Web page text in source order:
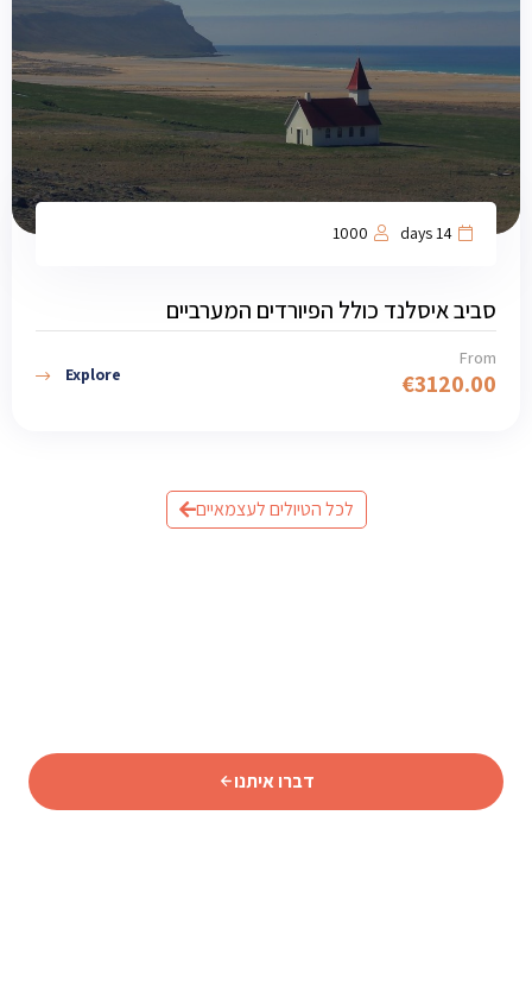
14 days
1000
סביב איסלנד כולל הפיורדים המערביים
From
€3120.00
Explore
לכל הטיולים לעצמאיים
דברו איתנו